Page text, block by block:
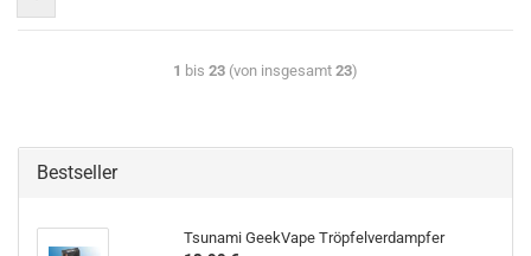
1 bis 23 (von insgesamt 23)
Bestseller
Tsunami GeekVape Tröpfelverdampfer